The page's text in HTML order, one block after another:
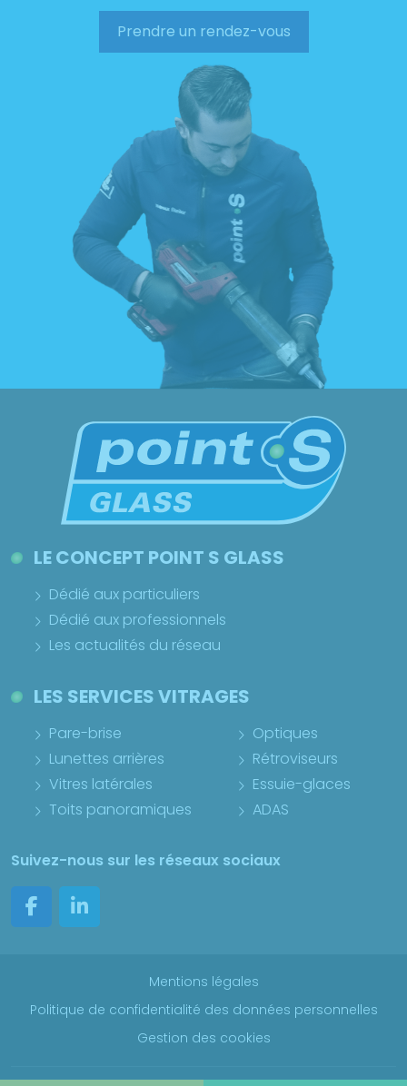
Prendre un rendez-vous
LE CONCEPT POINT S GLASS
Dédié aux particuliers
Dédié aux professionnels
Les actualités du réseau
LES SERVICES VITRAGES
Pare-brise
Lunettes arrières
Vitres latérales
Toits panoramiques
Optiques
Rétroviseurs
Essuie-glaces
ADAS
Suivez-nous sur les réseaux sociaux
Mentions légales
Politique de confidentialité des données personnelles
Gestion des cookies